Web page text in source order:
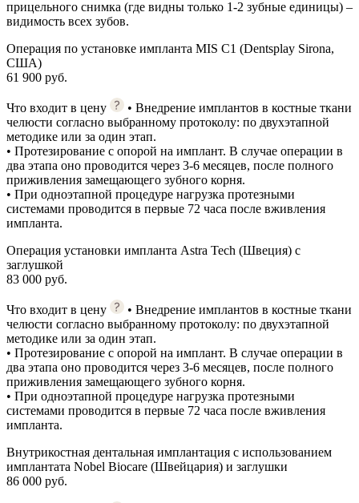
прицельного снимка (где видны только 1-2 зубные единицы) –
видимость всех зубов.
Операция по установке импланта MIS C1 (Dentsplay Sirona,
США)
61 900 руб.
Что входит в цену
• Внедрение имплантов в костные ткани
челюсти согласно выбранному протоколу: по двухэтапной
методике или за один этап.
• Протезирование с опорой на имплант. В случае операции в
два этапа оно проводится через 3-6 месяцев, после полного
приживления замещающего зубного корня.
• При одноэтапной процедуре нагрузка протезными
системами проводится в первые 72 часа после вживления
импланта.
Операция установки импланта Astra Tech (Швеция) с
заглушкой
83 000 руб.
Что входит в цену
• Внедрение имплантов в костные ткани
челюсти согласно выбранному протоколу: по двухэтапной
методике или за один этап.
• Протезирование с опорой на имплант. В случае операции в
два этапа оно проводится через 3-6 месяцев, после полного
приживления замещающего зубного корня.
• При одноэтапной процедуре нагрузка протезными
системами проводится в первые 72 часа после вживления
импланта.
Внутрикостная дентальная имплантация с использованием
имплантата Nobel Biocare (Швейцария) и заглушки
86 000 руб.